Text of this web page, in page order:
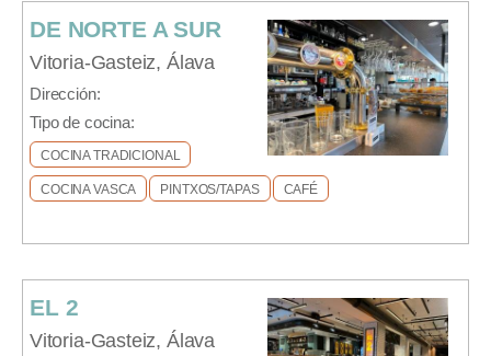
DE NORTE A SUR
Vitoria-Gasteiz, Álava
Dirección:
Tipo de cocina:
COCINA TRADICIONAL
COCINA VASCA PINTXOS/TAPAS CAFÉ
EL 2
Vitoria-Gasteiz, Álava